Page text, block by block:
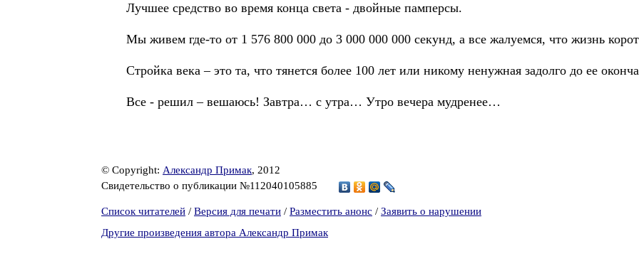
Лучшее средство во время конца света - двойные памперсы.
Мы живем где-то от 1 576 800 000 до 3 000 000 000 секунд, а все жалуемся, что жизнь
Стройка века – это та, что тянется более 100 лет или никому ненужная задолго до ее
Все - решил – вешаюсь! Завтра… с утра… Утро вечера мудренее…
© Copyright: Александр Примак, 2012
Свидетельство о публикации №112040105885
Список читателей / Версия для печати / Разместить анонс / Заявить о нарушении
Другие произведения автора Александр Примак